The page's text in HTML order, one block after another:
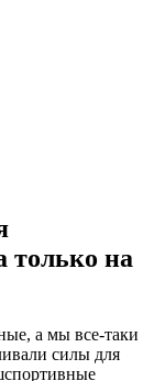
на
а мы все-таки
силы для